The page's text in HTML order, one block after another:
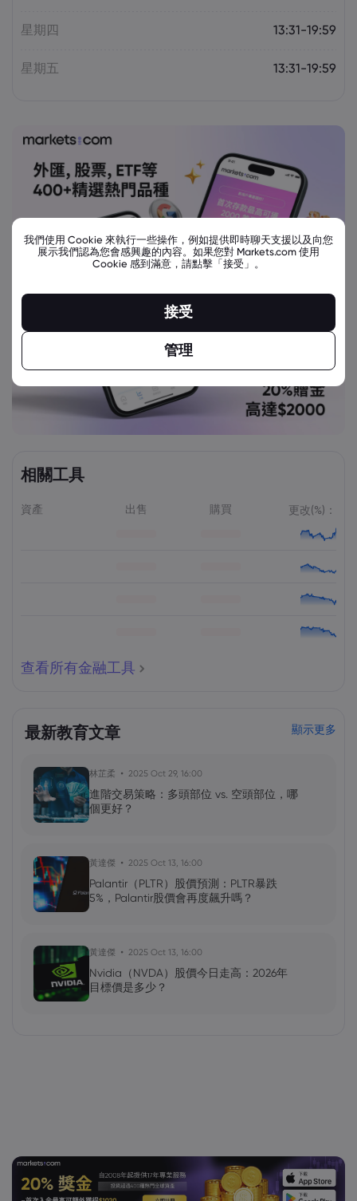
星期四 13:31-19:59
星期五 13:31-19:59
相關工具
資產 出售 購買 更改(%)：
查看所有金融工具
最新教育文章 顯示更多
林芷柔 2025 Oct 29, 16:00
進階交易策略：多頭部位 vs. 空頭部位，哪
個更好？
黃達傑 2025 Oct 13, 16:00
Palantir（PLTR）股價預測：PLTR暴跌
5%，Palantir股價會再度飆升嗎？
黃達傑 2025 Oct 13, 16:00
Nvidia（NVDA）股價今日走高：2026年
目標價是多少？
我們使用 Cookie 來執行一些操作，例如提供即時聊天支援以及向您
展示我們認為您會感興趣的內容。如果您對 Markets.com 使用
Cookie 感到滿意，請點擊「接受」。
接受
管理